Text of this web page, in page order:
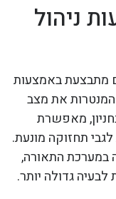
ניהול
מתבצעת באמצעות
את מצב
מאפשרת
תחזוקה מונעת.
במערכת התאורה,
גדולה יותר.